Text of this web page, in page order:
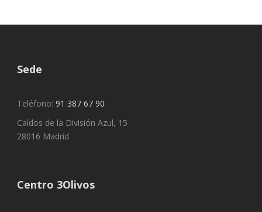
Sede
Teléfono: 91 387 67 90
Caídos de la División Azul, 15
28016 Madrid
Centro 3Olivos